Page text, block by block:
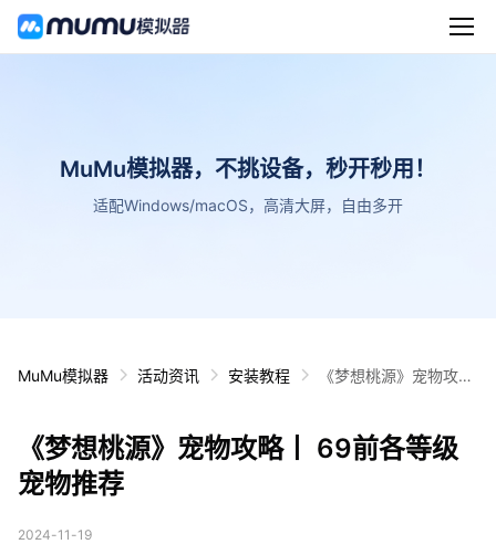
MuMu模拟器，不挑设备，秒开秒用！
适配Windows/macOS，高清大屏，自由多开
MuMu模拟器 活动资讯 安装教程
《梦想桃源》宠物攻略
《梦想桃源》宠物攻略丨 69前各等级
宠物推荐
2024-11-19